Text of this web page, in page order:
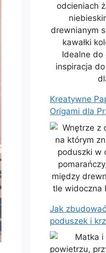
Kreatywne
Origami dla
Jak
poduszek i